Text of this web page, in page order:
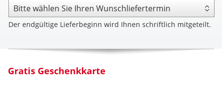
Der endgültige Lieferbeginn wird Ihnen schriftlich mitgeteilt.
Gratis Geschenkkarte